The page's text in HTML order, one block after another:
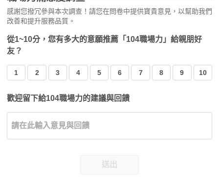
感謝您撥冗參與本次調查！請您在問卷中提供寶貴意見，以幫助我們
改善和提升服務品質。
從1~10分，您有多大的意願推薦「104職場力」給親朋好
友？
1 2 3 4 5 6 7 8 9 10
歡迎留下給104職場力的建議與回饋
送出